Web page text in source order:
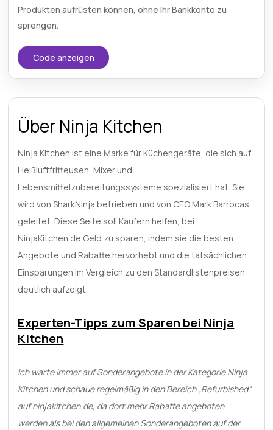
Produkten aufrüsten können, ohne Ihr Bankkonto zu
sprengen.
Code anzeigen
Über Ninja Kitchen
Ninja Kitchen ist eine Marke für Küchengeräte, die sich auf
Heißluftfritteusen, Mixer und
Lebensmittelzubereitungssysteme spezialisiert hat. Sie
wird von SharkNinja betrieben und von CEO Mark Barrocas
geleitet. Diese Seite soll Käufern helfen, bei
NinjaKitchen.de Geld zu sparen, indem sie die besten
Angebote und Rabatte hervorhebt und die tatsächlichen
Einsparungen im Vergleich zu den Standardlistenpreisen
deutlich aufzeigt.
Experten-Tipps zum Sparen bei Ninja
Kitchen
Ich warte immer auf Sonderangebote in der Kategorie Ninja
Kitchen und schaue regelmäßig in den Bereich „Refurbished“
auf ninjakitchen.de, da dort mehr Rabatte angeboten
werden als bei den allgemeinen Sonderangeboten auf der